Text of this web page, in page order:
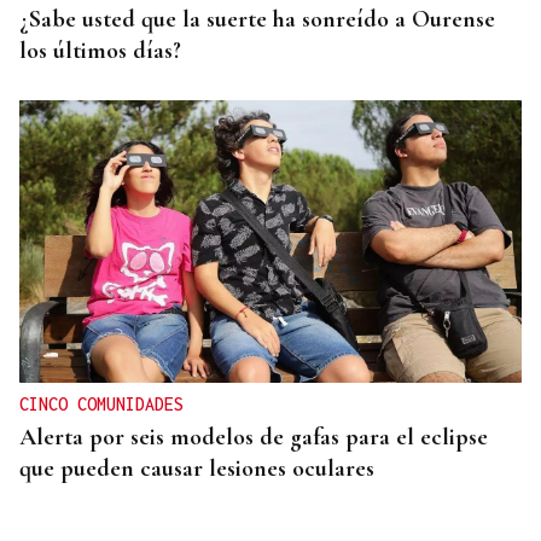
¿Sabe usted que la suerte ha sonreído a Ourense
los últimos días?
CINCO COMUNIDADES
Alerta por seis modelos de gafas para el eclipse
que pueden causar lesiones oculares